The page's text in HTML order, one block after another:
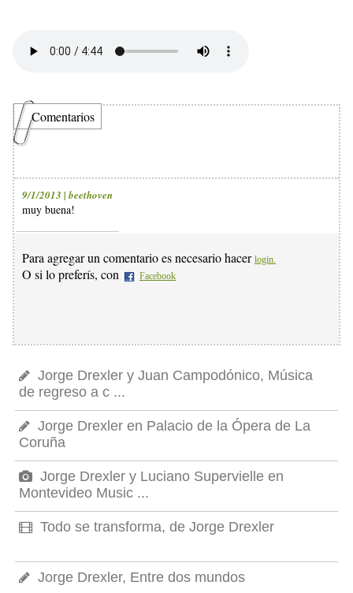
Comentarios
9/1/2013 | beethoven
muy buena!
Para agregar un comentario es necesario hacer login.
O si lo preferís, con Facebook
Jorge Drexler y Juan Campodónico, Música
de regreso a c ...
Jorge Drexler en Palacio de la Ópera de La
Coruña
Jorge Drexler y Luciano Supervielle en
Montevideo Music ...
Todo se transforma, de Jorge Drexler
Jorge Drexler, Entre dos mundos